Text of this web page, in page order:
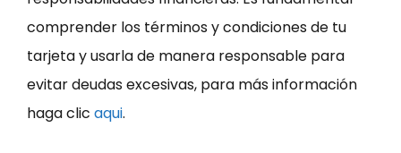
comprender los términos y condiciones de tu
tarjeta y usarla de manera responsable para
evitar deudas excesivas, para más información
haga clic aqui.